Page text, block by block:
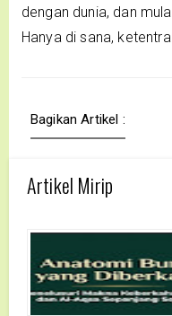
dengan dunia, dan
Hanya di sana,
Bagikan Artikel :
Artikel Mirip